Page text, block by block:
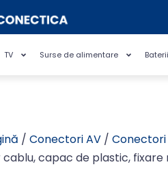
TV Surse de alimentare
/ Conectori AV / Conectori
capac de plastic, fixare